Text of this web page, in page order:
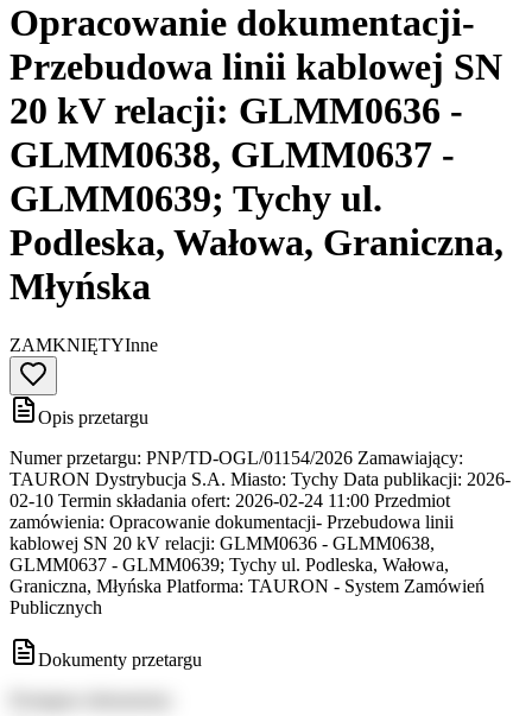
Opracowanie dokumentacji-
Przebudowa linii kablowej SN
20 kV relacji: GLMM0636 -
GLMM0638, GLMM0637 -
GLMM0639; Tychy ul.
Podleska, Wałowa, Graniczna,
Młyńska
ZAMKNIĘTYInne
Opis przetargu
Numer przetargu: PNP/TD-OGL/01154/2026 Zamawiający:
TAURON Dystrybucja S.A. Miasto: Tychy Data publikacji: 2026-
02-10 Termin składania ofert: 2026-02-24 11:00 Przedmiot
zamówienia: Opracowanie dokumentacji- Przebudowa linii
kablowej SN 20 kV relacji: GLMM0636 - GLMM0638,
GLMM0637 - GLMM0639; Tychy ul. Podleska, Wałowa,
Graniczna, Młyńska Platforma: TAURON - System Zamówień
Publicznych
Dokumenty przetargu